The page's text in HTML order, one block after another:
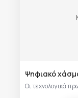
Ψηφιακό
Οι τεχνολογικά